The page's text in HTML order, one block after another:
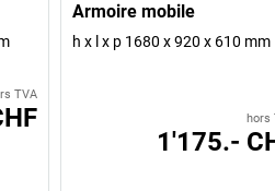
TVA
Armoire mobile
h x l x p 1680 x 920 x 610 mm
hors
1'175.-